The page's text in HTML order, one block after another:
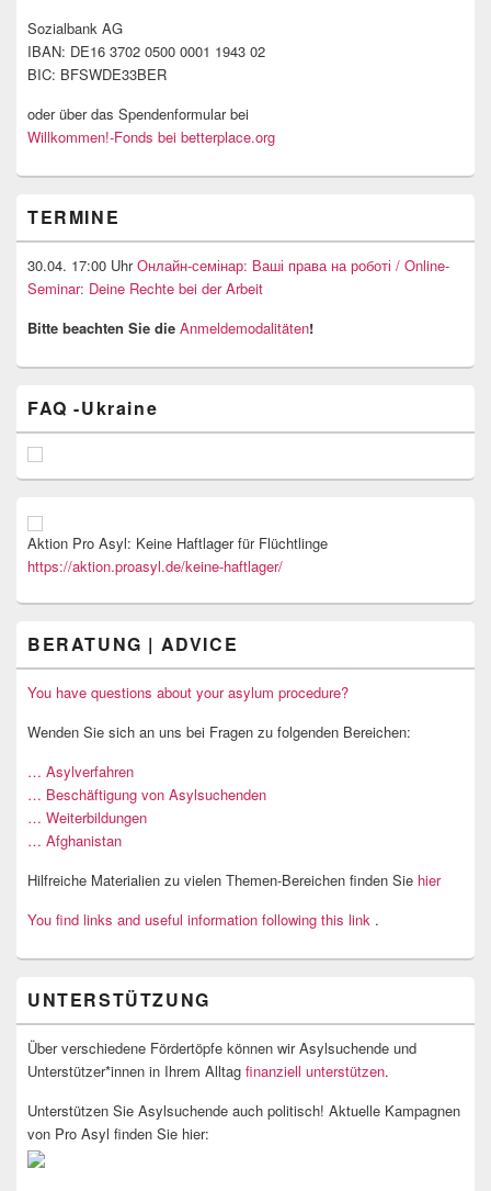
Sozialbank AG
IBAN: DE16 3702 0500 0001 1943 02
BIC: BFSWDE33BER
oder über das Spendenformular bei
Willkommen!-Fonds bei betterplace.org
TERMINE
30.04. 17:00 UhrОнлайн-семінар: Ваші права на роботі / Online-
Seminar: Deine Rechte bei der Arbeit
Bitte beachten Sie die Anmeldemodalitäten!
FAQ -Ukraine
Aktion Pro Asyl: Keine Haftlager für Flüchtlinge
https://aktion.proasyl.de/keine-haftlager/
BERATUNG | ADVICE
You have questions about your asylum procedure?
Wenden Sie sich an uns bei Fragen zu folgenden Bereichen:
… Asylverfahren
… Beschäftigung von Asylsuchenden
… Weiterbildungen
… Afghanistan
Hilfreiche Materialien zu vielen Themen-Bereichen finden Sie hier
You find links and useful information following this link .
UNTERSTÜTZUNG
Über verschiedene Fördertöpfe können wir Asylsuchende und
Unterstützer*innen in Ihrem Alltag finanziell unterstützen.
Unterstützen Sie Asylsuchende auch politisch! Aktuelle Kampagnen
von Pro Asyl finden Sie hier: